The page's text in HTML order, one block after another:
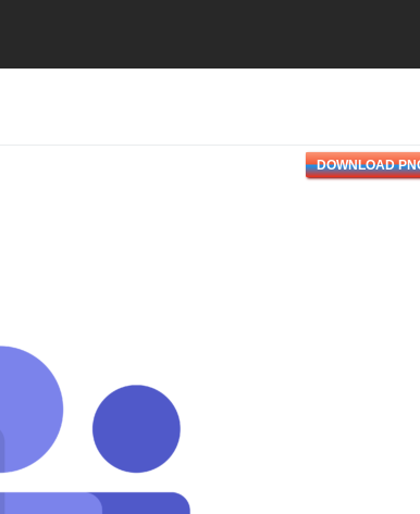
DOWNLOAD